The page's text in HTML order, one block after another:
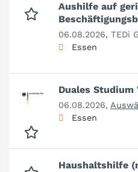
Aushilfe auf
06.08.2026, TEDi
Essen
Duales
06.08.2026,
Essen
Haushaltshilfe